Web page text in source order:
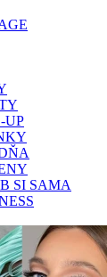
UP
SI SAMA